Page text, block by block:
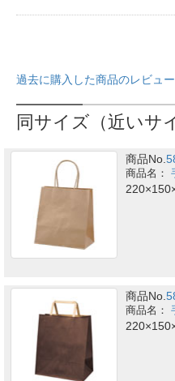
過去に購入した商品のレビュー
同サイズ（近いサ
商品No.
商品No.